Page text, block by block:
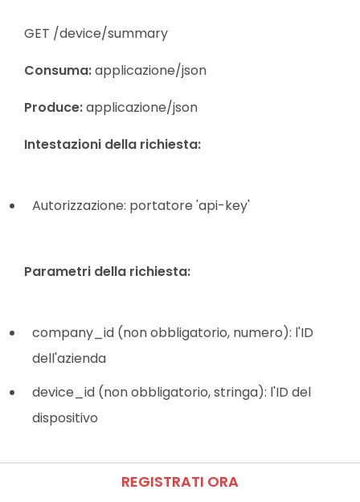
GET /device/summary
Consuma:applicazione/json
Produce:applicazione/json
Intestazioni della richiesta:
Autorizzazione: portatore 'api-key'
Parametri della richiesta:
company_id (non obbligatorio, numero): l'ID
dell'azienda
device_id (non obbligatorio, stringa): l'ID del
dispositivo
Risposta riuscita:REGISTRATI ORA